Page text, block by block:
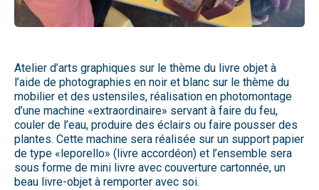
Atelier d’arts graphiques sur le thème du livre objet à
l’aide de photographies en noir et blanc sur le thème du
mobilier et des ustensiles, réalisation en photomontage
d’une machine «extraordinaire» servant à faire du feu,
couler de l’eau, produire des éclairs ou faire pousser des
plantes. Cette machine sera réalisée sur un support papier
de type «leporello» (livre accordéon) et l’ensemble sera
sous forme de mini livre avec couverture cartonnée, un
beau livre-objet à remporter avec soi.